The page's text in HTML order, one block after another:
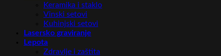
Keramika i staklo
Vinski setovi
Kuhinjski setovi
Lasersko graviranje
Lepota
Zdravlje i zaštita